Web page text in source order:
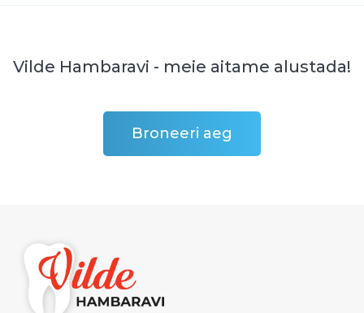
Vilde Hambaravi - meie aitame alustada!
Broneeri aeg